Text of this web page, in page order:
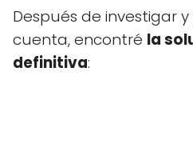
Después de investigar
cuenta, encontré la
definitiva: